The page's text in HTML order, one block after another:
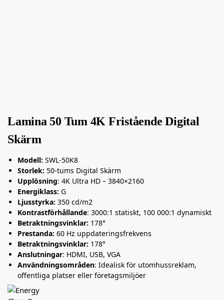
Lamina 50 Tum 4K Fristående Digital
Skärm
Modell: SWL-50K8
Storlek: 50-tums Digital Skärm
Upplösning: 4K Ultra HD – 3840×2160
Energiklass: G
Ljusstyrka: 350 cd/m2
Kontrastförhållande: 3000:1 statiskt, 100 000:1 dynamiskt
Betraktningsvinklar: 178°
Prestanda: 60 Hz uppdateringsfrekvens
Betraktningsvinklar: 178°
Anslutningar: HDMI, USB, VGA
Användningsområden: Idealisk för utomhussreklam,
offentliga platser eller företagsmiljöer